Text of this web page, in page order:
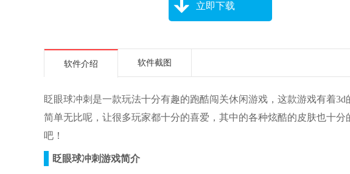
立即下载
软件介绍 软件截图
眨眼球冲刺 是一款玩法十分有趣的跑酷闯关休闲游戏，这款游戏有着
简单无比呢，让很多玩家都十分的喜爱，其中的各种炫酷的皮肤也十
吧！
眨眼球冲刺游戏简介